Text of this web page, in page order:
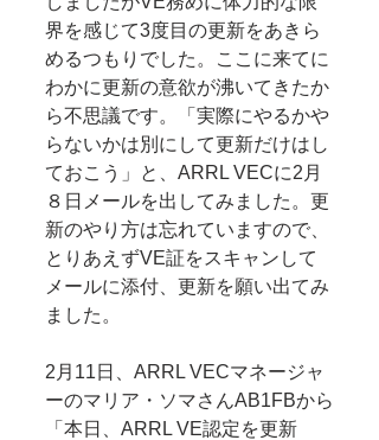
界を感じて3度目の更新をあきら
めるつもりでした。ここに来てに
わかに更新の意欲が沸いてきたか
ら不思議です。「実際にやるかや
らないかは別にして更新だけはし
ておこう」と、ARRL VECに2月
８日メールを出してみました。更
新のやり方は忘れていますので、
とりあえずVE証をスキャンして
メールに添付、更新を願い出てみ
ました。
2月11日、ARRL VECマネージャ
ーのマリア・ソマさんAB1FBから
「本日、ARRL VE認定を更新